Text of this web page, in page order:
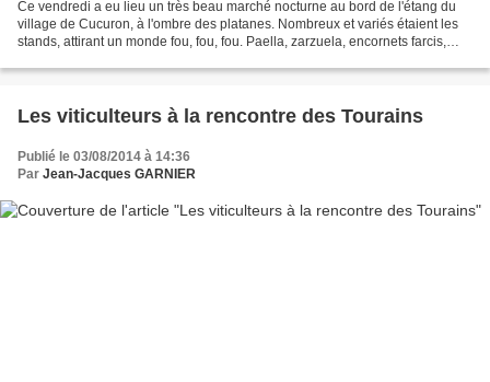
Ce vendredi a eu lieu un très beau marché nocturne au bord de l'étang du
village de Cucuron, à l'ombre des platanes. Nombreux et variés étaient les
stands, attirant un monde fou, fou, fou. Paella, zarzuela, encornets farcis,
Les viticulteurs à la rencontre des Tourains
Publié le 03/08/2014 à 14:36
Par Jean-Jacques GARNIER